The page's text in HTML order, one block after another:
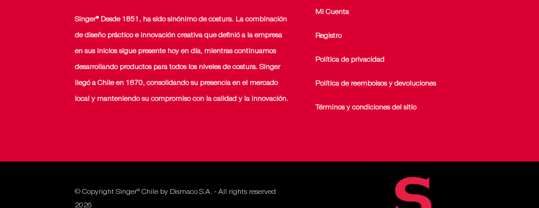
Singer® Desde 1851, ha sido sinónimo de costura. La combinación
de diseño práctico e innovación creativa que definió a la empresa
en sus inicios sigue presente hoy en día, mientras continuamos
desarrollando productos para todos los niveles de costura. Singer
llegó a Chile en 1870, consolidando su presencia en el mercado
local y manteniendo su compromiso con la calidad y la innovación.
Mi Cuenta
Registro
Política de privacidad
Política de reembolsos y devoluciones
Términos y condiciones del sitio
© Copyright Singer® Chile by Dismaco S.A. - All rights reserved
2026